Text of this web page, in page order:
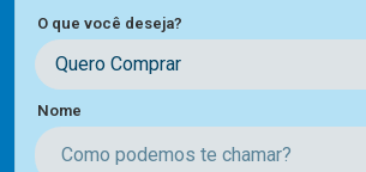
O que você deseja?
Quero Comprar
Nome